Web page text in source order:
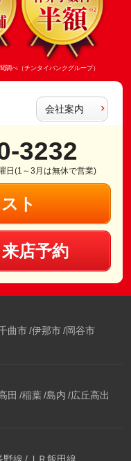
べ（チンタイバンクグループ）
会社案内
3232
日(1～3月は無休で営業)
ト
店予約
曲市 伊那市 岡谷市
田 稲葉 島内 広丘高出